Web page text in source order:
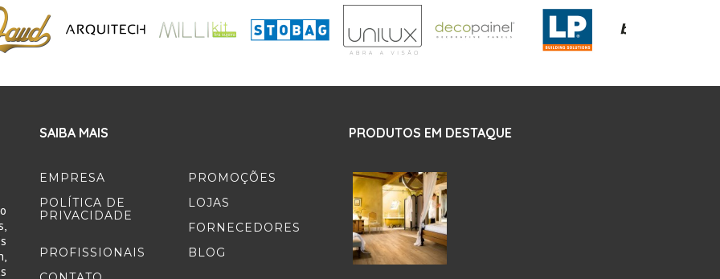
SAIBA MAIS
EMPRESA
PROMOÇÕES
POLÍTICA DE
PRIVACIDADE
LOJAS
FORNECEDORES
PROFISSIONAIS
BLOG
PRODUTOS EM DESTAQUE